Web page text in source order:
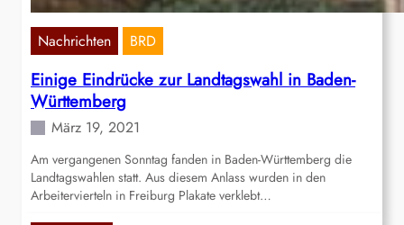
Nachrichten BRD
Einige Eindrücke zur Landtagswahl in Baden-
Württemberg
März 19, 2021
Am vergangenen Sonntag fanden in Baden-Württemberg die
Landtagswahlen statt. Aus diesem Anlass wurden in den
Arbeitervierteln in Freiburg Plakate verklebt…